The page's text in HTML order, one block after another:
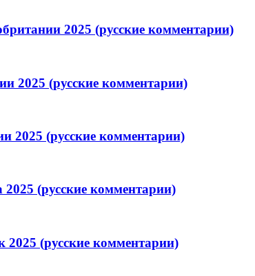
2025 (русские комментарии)
2025 (русские комментарии)
2025 (русские комментарии)
(русские комментарии)
(русские комментарии)